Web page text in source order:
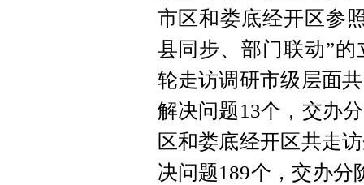
市区和娄底经开区参
县同步、部门联动”
轮走访调研市级层面
解决问题13个，交办
区和娄底经开区共走
决问题189个，交办分